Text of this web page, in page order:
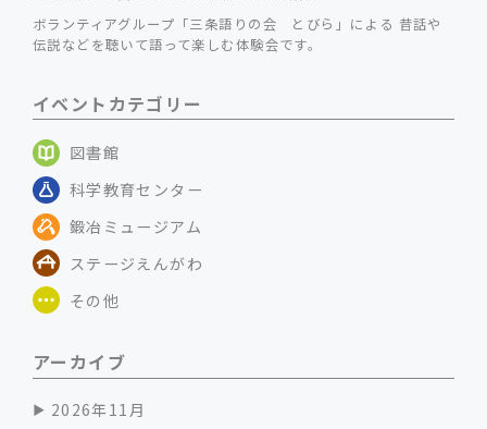
ボランティアグループ「三条語りの会 とびら」による 昔話や
伝説などを聴いて語って楽しむ体験会です。
イベントカテゴリー
図書館
科学教育センター
鍛冶ミュージアム
ステージえんがわ
その他
アーカイブ
2026年11月